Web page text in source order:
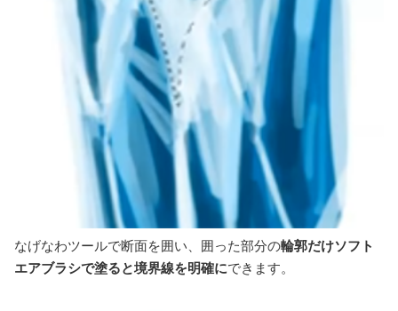
なげなわツールで断面を囲い、囲った部分の輪郭だけソフト
エアブラシで塗ると境界線を明確にできます。